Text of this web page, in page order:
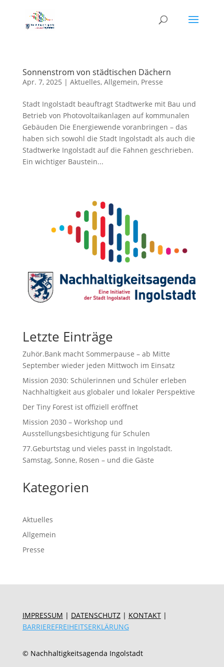
Sonnenstrom von städtischen Dächern
Apr. 7, 2025 | Aktuelles, Allgemein, Presse
Stadt Ingolstadt beauftragt Stadtwerke mit Bau und
Betrieb von Photovoltaikanlagen auf kommunalen
Gebäuden Die Energiewende voranbringen – das
haben sich sowohl die Stadt Ingolstadt als auch die
Stadtwerke Ingolstadt auf die Fahnen geschrieben.
Ein wichtiger Baustein...
Letzte Einträge
Zuhör.Bank macht Sommerpause – ab Mitte
September wieder jeden Mittwoch im Einsatz
Mission 2030: Schülerinnen und Schüler erleben
Nachhaltigkeit aus globaler und lokaler Perspektive
Der Tiny Forest ist offiziell eröffnet
Mission 2030 – Workshop und
Ausstellungsbesichtigung für Schulen
77.Geburtstag und vieles passt in Ingolstadt.
Samstag, Sonne, Rosen – und die Gäste
Kategorien
Aktuelles
Allgemein
Presse
IMPRESSUM | DATENSCHUTZ| KONTAKT |
BARRIEREFREIHEITSERKLÄRUNG
© Nachhaltigkeitsagenda Ingolstadt